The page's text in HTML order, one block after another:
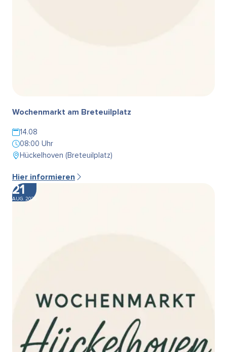
Wochenmarkt am Breteuilplatz
14.08
08:00 Uhr
Hückelhoven (Breteuilplatz)
Hier informieren
21
AUG. 2026